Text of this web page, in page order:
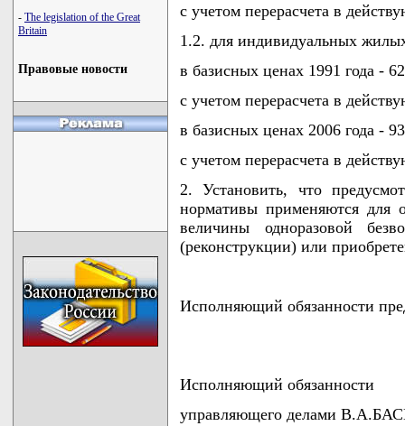
- The legislation of the Great
Britain
Правовые новости
с учетом перерасчета в
1.2. для индивидуальных
в базисных ценах 1991 года -
с учетом перерасчета в
в базисных ценах 2006 года -
с учетом перерасчета в
2. Установить, что
нормативы применяются для
величины одноразовой
(реконструкции) или
Исполняющий обязанности
Исполняющий обязанности
управляющего делами